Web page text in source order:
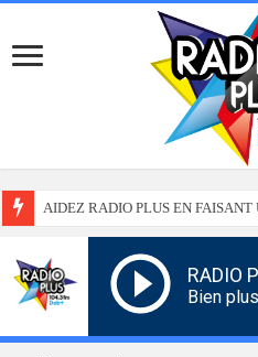
AIDEZ RADIO PLUS EN
RADIO
Bien